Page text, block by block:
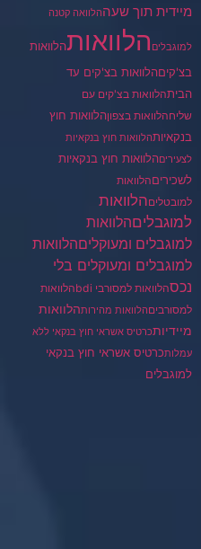
מיידית תוך שעההלוואה קטנה
למוגבלים הלוואותהלוואות
בצ'קיםהלוואות בצ'קים עד
הביתהלוואות בצ'קים עם
שליחהלוואות בצפוןהלוואות חוץ
בנקאיותהלוואות חוץ בנקאיות
לצעיריםהלוואות חוץ בנקאיות
לשכיריםהלוואות
למובטליםהלוואות
למוגבליםהלוואות
למוגבלים ומעוקליםהלוואות
למוגבלים ומעוקלים בלי
נכסהלוואות למסורבי bdi
הלוואות
למסורביםהלוואות מהירותהלוואות
מיידיותכרטיס אשראי חוץ בנקאי ללא
עמלותכרטיס אשראי חוץ בנקאי
למוגבלים